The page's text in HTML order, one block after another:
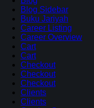
Blog Sidebar
Buku Jariyah
Career Listing
Career Overview
Cart
Cart
Checkout
Checkout
Checkout
Clients
Clients